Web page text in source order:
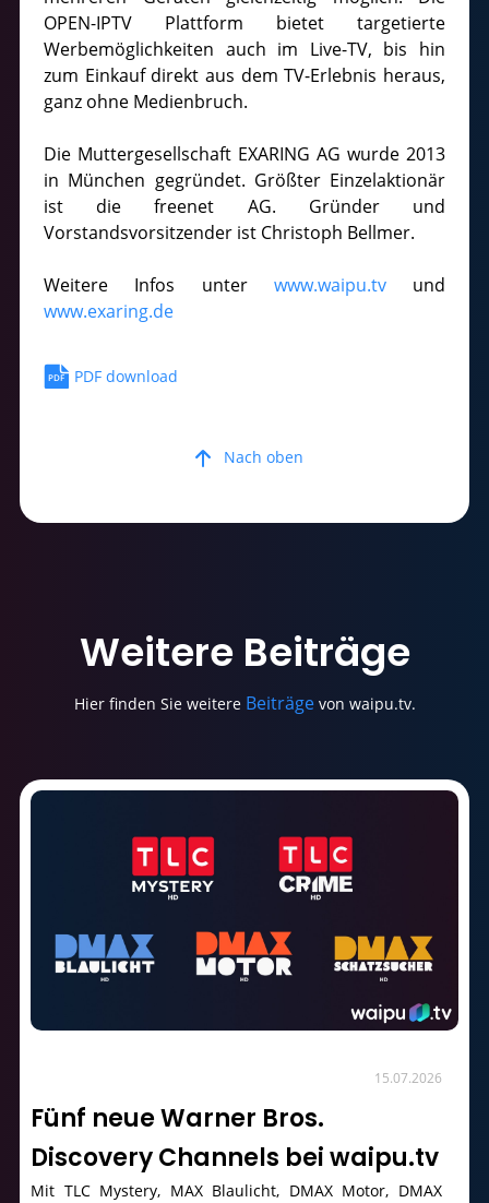
OPEN-IPTV Plattform bietet targetierte
Werbemöglichkeiten auch im Live-TV, bis hin
zum Einkauf direkt aus dem TV-Erlebnis heraus,
ganz ohne Medienbruch.
Die Muttergesellschaft EXARING AG wurde 2013
in München gegründet. Größter Einzelaktionär
ist die freenet AG. Gründer und
Vorstandsvorsitzender ist Christoph Bellmer.
Weitere Infos unter www.waipu.tvund
www.exaring.de
PDF download
Nach oben
WeitereBeiträge
Hier finden Sie weitere Beiträgevon waipu.tv.
15.07.2026
Fünf neue Warner Bros.
Discovery Channels bei waipu.tv
Mit TLC Mystery, MAX Blaulicht, DMAX Motor, DMAX